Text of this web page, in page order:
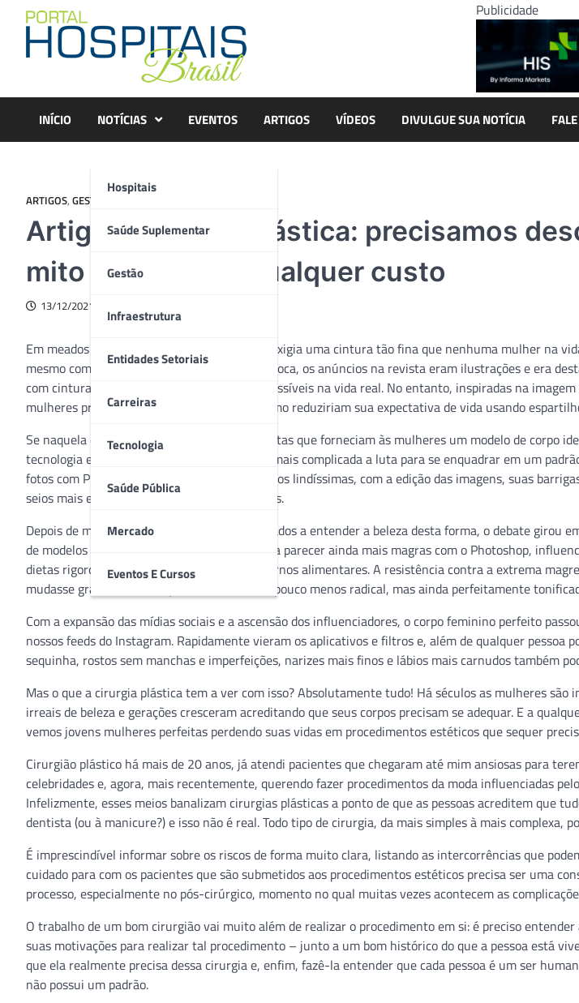
content
Publicidade
INÍCIO NOTÍCIAS
Hospitais
Saúde Suplementar
Gestão
Infraestrutura
Entidades Setoriais
Carreiras
Tecnologia
Saúde Pública
Mercado
Eventos E Cursos
EVENTOS ARTIGOS VÍDEOS DIVULGUE SUA NOTÍCIA
ARTIGOS, GESTÃO
Artigo – Cirurgia plástica: precisamos
mito da beleza a qualquer custo
13/12/2021
Em meados de 1800, a forma feminina ideal exigia uma cintura tão fina que nenhuma mulher na
mesmo com espartilhos bem apertados. Na época, os anúncios na revista eram ilustrações e era
com cinturas minúsculas humanamente impossíveis na vida real. No entanto, inspiradas na
mulheres prejudicariam sua saúde e até mesmo reduziriam sua expectativa de vida usando
Se naquela época eram os desenhos nas revistas que forneciam às mulheres um modelo de corpo
tecnologia entrou em ação para deixar ainda mais complicada a luta para se enquadrar em um
fotos com Photoshop. Não bastavam as modelos lindíssimas, com a edição das imagens, suas
seios mais empinados e glúteos mais redondos.
Depois de muitos anos nos quais fomos obrigados a entender a beleza desta forma, o debate girou
de modelos extremamente magras, feitas para parecer ainda mais magras com o Photoshop,
dietas rigorosas e até desenvolverem transtornos alimentares. A resistência contra a extrema
mudasse gradativamente para um visual um pouco menos radical, mas ainda perfeitamente
Com a expansão das mídias sociais e a ascensão dos influenciadores, o corpo feminino perfeito
nossos feeds do Instagram. Rapidamente vieram os aplicativos e filtros e, além de qualquer pessoa
sequinha, rostos sem manchas e imperfeições, narizes mais finos e lábios mais carnudos também
Mas o que a cirurgia plástica tem a ver com isso? Absolutamente tudo! Há séculos as mulheres são
irreais de beleza e gerações cresceram acreditando que seus corpos precisam se adequar. E a
vemos jovens mulheres perfeitas perdendo suas vidas em procedimentos estéticos que sequer
Cirurgião plástico há mais de 20 anos, já atendi pacientes que chegaram até mim ansiosas para
celebridades e, agora, mais recentemente, querendo fazer procedimentos da moda influenciadas
Infelizmente, esses meios banalizam cirurgias plásticas a ponto de que as pessoas acreditem que
dentista (ou à manicure?) e isso não é real. Todo tipo de cirurgia, da mais simples à mais complexa,
É imprescindível informar sobre os riscos de forma muito clara, listando as intercorrências que
cuidado para com os pacientes que são submetidos aos procedimentos estéticos precisa ser uma
processo, especialmente no pós-cirúrgico, momento no qual muitas vezes acontecem as
O trabalho de um bom cirurgião vai muito além de realizar o procedimento em si: é preciso
suas motivações para realizar tal procedimento – junto a um bom histórico do que a pessoa está
que ela realmente precisa dessa cirurgia e, enfim, fazê-la entender que cada pessoa é um ser
não possui um padrão.